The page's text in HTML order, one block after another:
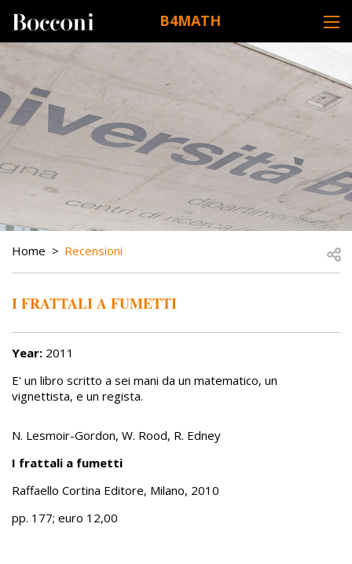
B4MATH
DESK NAVIGATION
BREADCRUMB
Home Recensioni
I FRATTALI A FUMETTI
Year: 2011
E' un libro scritto a sei mani da un matematico, un
vignettista, e un regista.
N. Lesmoir-Gordon, W. Rood, R. Edney
I frattali a fumetti
Raffaello Cortina Editore, Milano, 2010
pp. 177; euro 12,00